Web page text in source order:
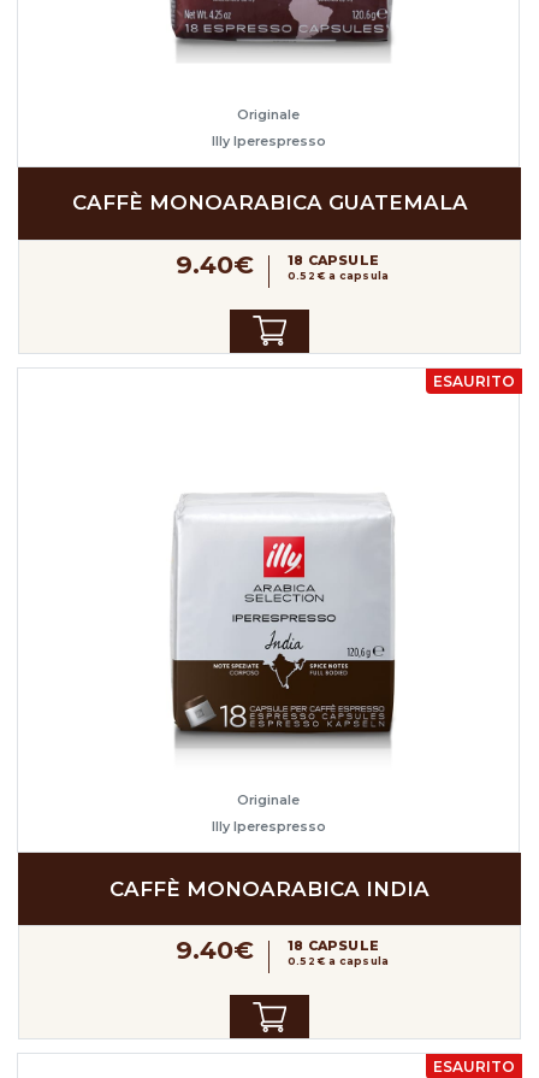
Originale
Illy Iperespresso
CAFFÈ MONOARABICA GUATEMALA
9.40€ 18 CAPSULE
0.52 € a capsula
ESAURITO
Originale
Illy Iperespresso
CAFFÈ MONOARABICA INDIA
9.40€ 18 CAPSULE
0.52 € a capsula
ESAURITO